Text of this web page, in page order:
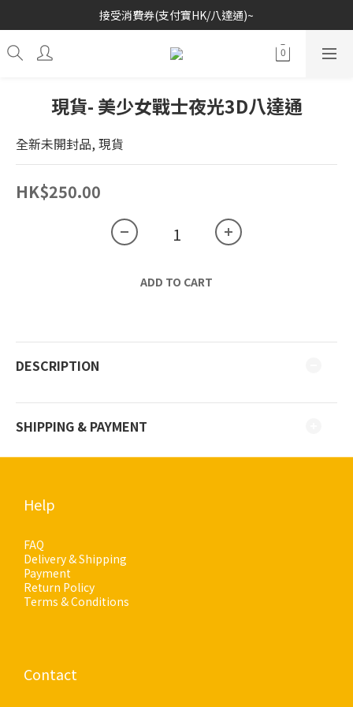
歡迎各位玩具收藏家~
接受消費券(支付寶HK/八達通)~
歡迎各位玩具收藏家~
現貨- 美少女戰士夜光3D八達通
全新未開封品, 現貨
HK$250.00
ADD TO CART
DESCRIPTION
SHIPPING & PAYMENT
Help
FAQ
Delivery & Shipping
Payment
Return Policy
Terms & Conditions
Contact